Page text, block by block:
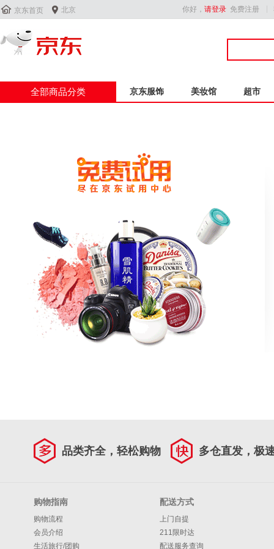
 京东首页  北京 你好， 请登录 免费注册
全部商品分类 京东服饰 美妆馆 超市
品类齐全，轻松购物 多仓直发，极
购物指南
购物流程
会员介绍
生活旅行/团购
配送方式
上门自提
211限时达
配送服务查询